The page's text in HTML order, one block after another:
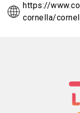
https://
cornella/